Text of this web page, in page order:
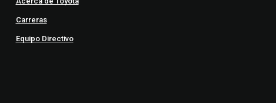
Carreras
Equipo Directivo